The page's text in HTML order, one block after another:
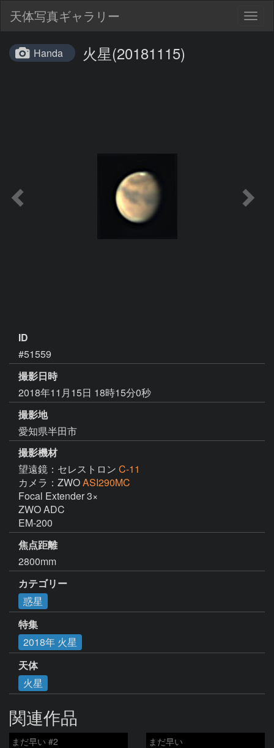
天体写真ギャラリー
Handa 火星(20181115)
ID
#51559
撮影日時
2018年11月15日 18時15分0秒
撮影地
愛知県半田市
撮影機材
望遠鏡：セレストロン C-11
カメラ：ZWOASI290MC
Focal Extender 3×
ZWO ADC
EM-200
焦点距離
2800mm
カテゴリー
惑星
特集
2018年 火星
天体
火星
関連作品
まだ早い #2 まだ早い